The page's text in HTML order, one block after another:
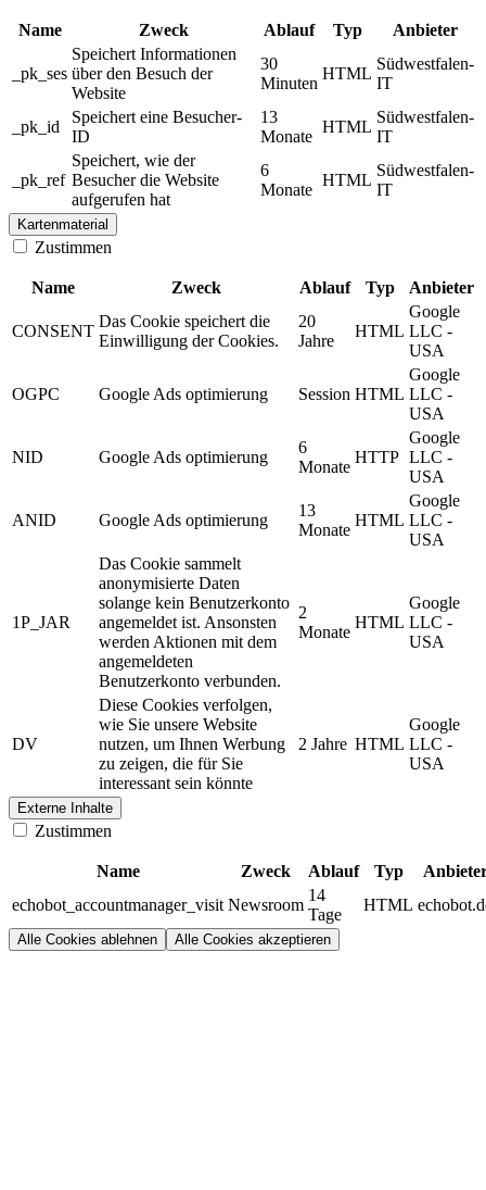
Name Zweck Ablauf Typ Anbieter
_pk_ses
Speichert Informationen
über den Besuch der
Website
30
Minuten
HTML
Südwestfalen-
IT
_pk_id
Speichert eine Besucher-
ID
13
Monate
HTML
Südwestfalen-
IT
_pk_ref
Speichert, wie der
Besucher die Website
aufgerufen hat
6
Monate
HTML
Südwestfalen-
IT
Kartenmaterial
Zustimmen
Name Zweck Ablauf Typ Anbieter
CONSENT
Das Cookie speichert die
Einwilligung der Cookies.
20
Jahre
HTML
Google
LLC -
USA
OGPC Google Ads optimierung Session HTML
Google
LLC -
USA
NID Google Ads optimierung
6
Monate
HTTP
Google
LLC -
USA
ANID Google Ads optimierung
13
Monate
HTML
Google
LLC -
USA
1P_JAR
Das Cookie sammelt
anonymisierte Daten
solange kein Benutzerkonto
angemeldet ist. Ansonsten
werden Aktionen mit dem
angemeldeten
Benutzerkonto verbunden.
2
Monate
HTML
Google
LLC -
USA
DV
Diese Cookies verfolgen,
wie Sie unsere Website
nutzen, um Ihnen Werbung
zu zeigen, die für Sie
interessant sein könnte
2 Jahre HTML
Google
LLC -
USA
Externe Inhalte
Zustimmen
Name Zweck Ablauf Typ
echobot_accountmanager_visit Newsroom
14
Tage
HTML
Alle Cookies ablehnen Alle Cookies akzeptieren